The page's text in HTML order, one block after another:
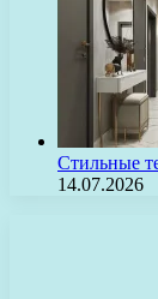
Стильные
14.07.2026